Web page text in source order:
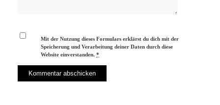
Mit der Nutzung dieses Formulars erklärst du dich mit der
Speicherung und Verarbeitung deiner Daten durch diese
Website einverstanden.*